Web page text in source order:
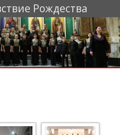
Рождества